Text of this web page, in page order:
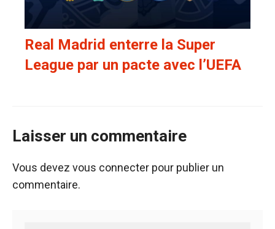
Real Madrid enterre la Super
League par un pacte avec l’UEFA
Laisser un commentaire
Vous devez vous connecter pour publier un
commentaire.